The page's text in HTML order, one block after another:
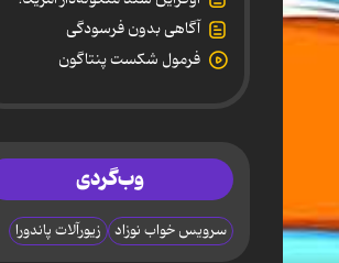
آگاهی بدون فرسودگی
فرمول شکست پنتاگون
وب‌گردی
سرویس خواب نوزاد زیورآلات پاندورا